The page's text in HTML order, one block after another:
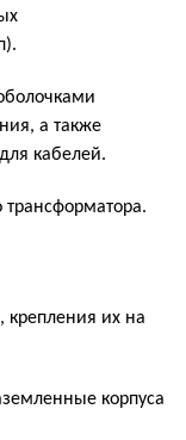
а также
кабелей.
трансформатора.
крепления их на
корпуса